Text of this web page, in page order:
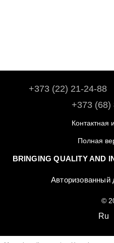
+373 (22) 21-24-88
+373 (68)
Полная
BRINGING QUALITY AND
©
Ru